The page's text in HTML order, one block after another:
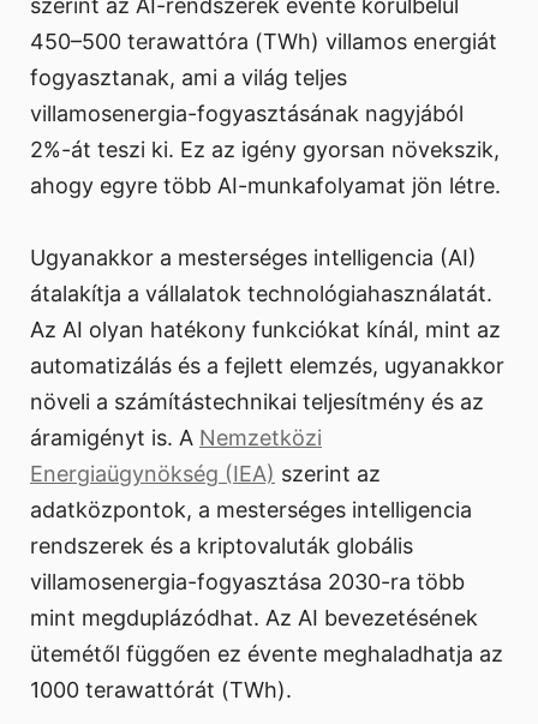
szerint az AI-rendszerek évente körülbelül
450–500 terawattóra (TWh) villamos energiát
fogyasztanak, ami a világ teljes
villamosenergia-fogyasztásának nagyjából
2%-át teszi ki. Ez az igény gyorsan növekszik,
ahogy egyre több AI-munkafolyamat jön létre.
Ugyanakkor a mesterséges intelligencia (AI)
átalakítja a vállalatok technológiahasználatát.
Az AI olyan hatékony funkciókat kínál, mint az
automatizálás és a fejlett elemzés, ugyanakkor
növeli a számítástechnikai teljesítmény és az
áramigényt is. A Nemzetközi
Energiaügynökség (IEA) szerint az
adatközpontok, a mesterséges intelligencia
rendszerek és a kriptovaluták globális
villamosenergia-fogyasztása 2030-ra több
mint megduplázódhat. Az AI bevezetésének
ütemétől függően ez évente meghaladhatja az
1000 terawattórát (TWh).